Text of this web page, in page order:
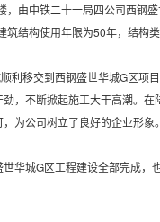
由中铁二十一局四公司西钢
结构使用年限为50年，结构
移交到西钢盛世华城G区项
，不断掀起施工大干高潮。
为公司树立了良好的企业形象。
城G区工程建设全部完成，